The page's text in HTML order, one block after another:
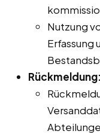
Nutzung
Erfassung
Rückmeldung: